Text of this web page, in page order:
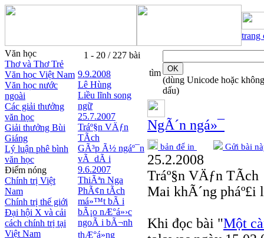
trang
Văn học
Thơ và Thơ Trẻ
Văn học Việt Nam
Văn học nước
ngoài
Các giải thưởng
văn học
Giải thưởng Bùi
Giáng
Lý luận phê bình
văn học
Điểm nóng
Chính trị Việt
Nam
Chính trị thế giới
Đại hội X và cải
cách chính trị tại
Việt Nam
1 - 20 / 227 bài
9.9.2008
Lê Hùng
Liều lĩnh song
ngữ
25.7.2007
Tráº§n VÄƒn
TÃ­ch
GÃ³p Ã½ ngáº¯n
vÃ dÃ i
9.6.2007
ThiÃªn Nga
PhÃ¢n tÃ­ch
má»™t bÃ i
bÃ¡o nÆ°á»›c
ngoÃ i bÃ¬nh
thÆ°á»ng
tìm
(dùng Unicode hoặc không
dấu)
NgÃ´n ngá»¯
bản để in Gửi bài
25.2.2008
Tráº§n VÄƒn TÃ­ch
Mai khÃ´ng pháº£i
Khi đọc bài "Một